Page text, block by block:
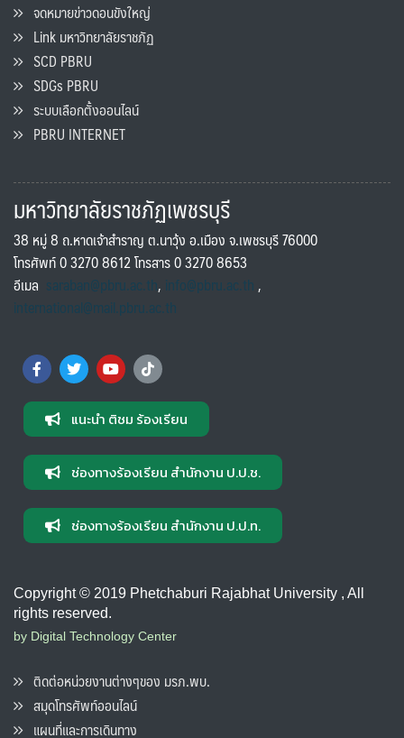
จดหมายข่าวดอนขังใหญ่
Link มหาวิทยาลัยราชภัฏ
SCD PBRU
SDGs PBRU
ระบบเลือกตั้งออนไลน์
PBRU INTERNET
มหาวิทยาลัยราชภัฏเพชรบุรี
38 หมู่ 8 ถ.หาดเจ้าสำราญ ต.นาวุ้ง อ.เมือง จ.เพชรบุรี 76000
โทรศัพท์ 0 3270 8612 โทรสาร 0 3270 8653
อีเมล saraban@pbru.ac.th, info@pbru.ac.th,
international@mail.pbru.ac.th
แนะนำ ติชม ร้องเรียน
ช่องทางร้องเรียน สำนักงาน ป.ป.ช.
ช่องทางร้องเรียน สำนักงาน ป.ป.ท.
Copyright © 2019 Phetchaburi Rajabhat University , All
rights reserved.
by Digital Technology Center
ติดต่อหน่วยงานต่างๆของ มรภ.พบ.
สมุดโทรศัพท์ออนไลน์
แผนที่และการเดินทาง